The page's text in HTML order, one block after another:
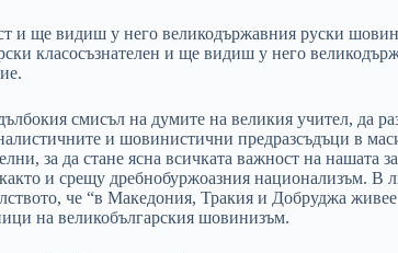
и ще видиш у него великодържавния руски
класосъзнателен и ще видиш у него
смисъл на думите на великия учител, да
и шовинистични предразсъдъци в
за да стане ясна всичката важност на нашата
и срещу дребнобуржоазния национализъм. В
че “в Македония, Тракия и Добруджа
на великобългарския шовинизъм.